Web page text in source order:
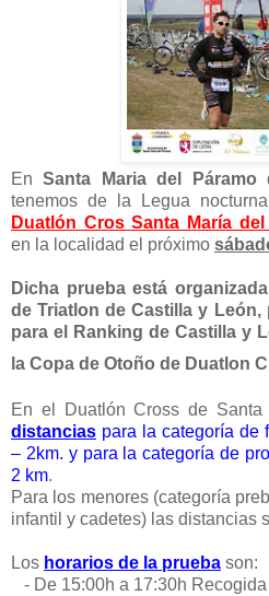
EnSanta Maria del Páramo
tenemos de la Legua
Duatlón Cros Santa María del
en la localidad el próximo
Dicha prueba está
de Triatlon de Castilla y
para el Ranking de Castilla y
la Copa de Otoño de Duatlon
En el Duatlón Cross de
distancias para la categoría de
– 2km. y para la categoría de
2 km.
Para los menores (categoría
infantil y cadetes) las distancias
Los horarios de la prueba son:
- De 15:00h a 17:30h